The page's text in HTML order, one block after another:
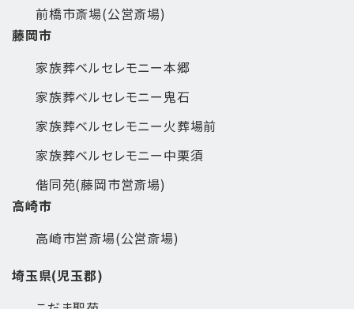
前橋市斎場(公営斎場)
藤岡市
家族葬ベルセレモニー本郷
家族葬ベルセレモニー鬼石
家族葬ベルセレモニー火葬場前
家族葬ベルセレモニー中栗須
偕同苑(藤岡市営斎場)
高崎市
高崎市営斎場(公営斎場)
埼玉県(児玉郡)